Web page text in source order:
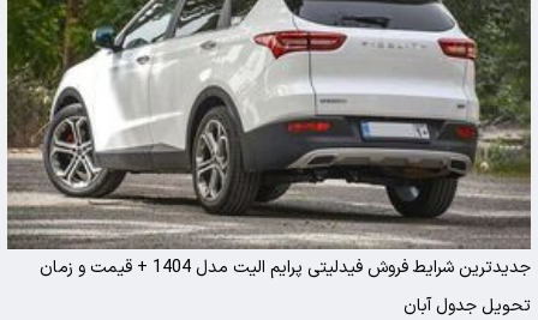
جدیدترین شرایط فروش فیدلیتی پرایم الیت مدل 1404 + قیمت و زمان
تحویل جدول آبان